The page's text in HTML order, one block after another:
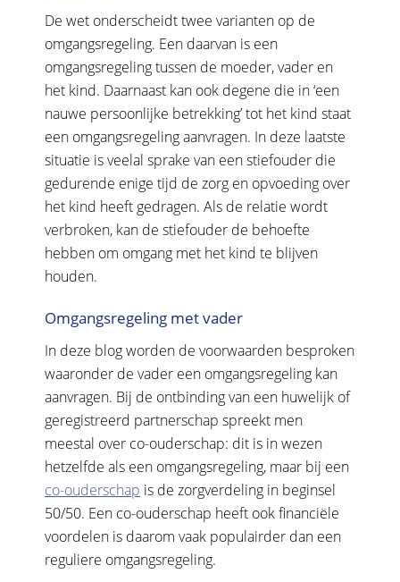
De wet onderscheidt twee varianten op de
omgangsregeling. Een daarvan is een
omgangsregeling tussen de moeder, vader en
het kind. Daarnaast kan ook degene die in ‘een
nauwe persoonlijke betrekking’ tot het kind staat
een omgangsregeling aanvragen. In deze laatste
situatie is veelal sprake van een stiefouder die
gedurende enige tijd de zorg en opvoeding over
het kind heeft gedragen. Als de relatie wordt
verbroken, kan de stiefouder de behoefte
hebben om omgang met het kind te blijven
houden.
Omgangsregeling met vader
In deze blog worden de voorwaarden besproken
waaronder de vader een omgangsregeling kan
aanvragen. Bij de ontbinding van een huwelijk of
geregistreerd partnerschap spreekt men
meestal over co-ouderschap: dit is in wezen
hetzelfde als een omgangsregeling, maar bij een
co-ouderschap is de zorgverdeling in beginsel
50/50. Een co-ouderschap heeft ook financiële
voordelen is daarom vaak populairder dan een
reguliere omgangsregeling.